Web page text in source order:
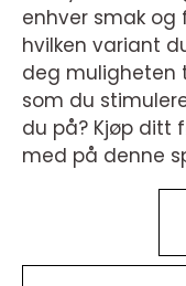
enhver smak og
hvilken variant
deg muligheten
som du
du på? Kjøp ditt
med på denne